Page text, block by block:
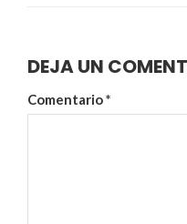
DEJA UN
Comentario*